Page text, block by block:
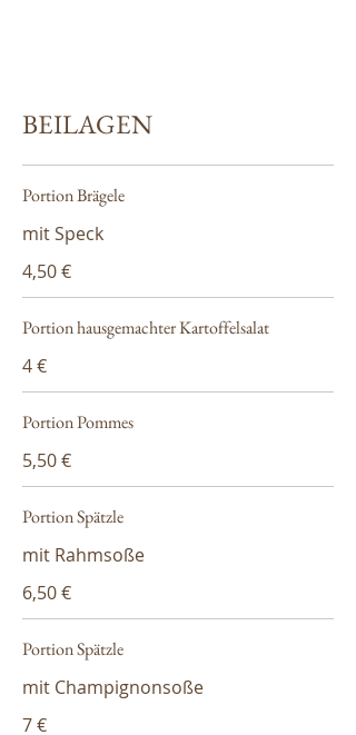
BEILAGEN
Portion Brägele
mit Speck
4,50 €
Portion hausgemachter Kartoffelsalat
4 €
Portion Pommes
5,50 €
Portion Spätzle
mit Rahmsoße
6,50 €
Portion Spätzle
mit Champignonsoße
7 €